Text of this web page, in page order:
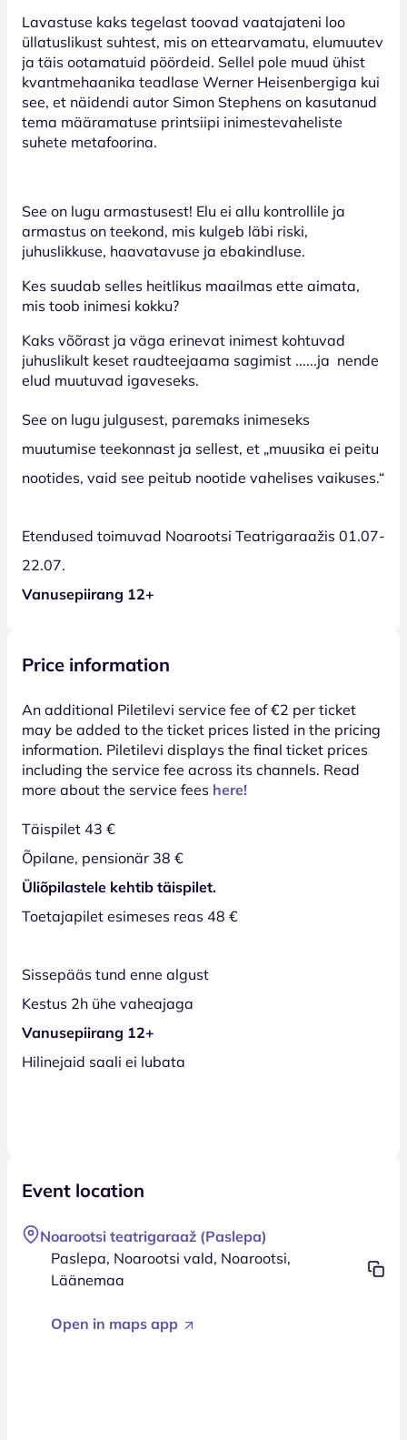
Lavastuse kaks tegelast toovad vaatajateni loo
üllatuslikust suhtest, mis on ettearvamatu, elumuutev
ja täis ootamatuid pöördeid. Sellel pole muud ühist
kvantmehaanika teadlase Werner Heisenbergiga kui
see, et näidendi autor Simon Stephens on kasutanud
tema määramatuse printsiipi inimestevaheliste
suhete metafoorina.
See on lugu armastusest! Elu ei allu kontrollile ja
armastus on teekond, mis kulgeb läbi riski,
juhuslikkuse, haavatavuse ja ebakindluse.
Kes suudab selles heitlikus maailmas ette aimata,
mis toob inimesi kokku?
Kaks võõrast ja väga erinevat inimest kohtuvad
juhuslikult keset raudteejaama sagimist ......ja nende
elud muutuvad igaveseks.
See on lugu julgusest, paremaks inimeseks
muutumise teekonnast ja sellest, et „muusika ei peitu
nootides, vaid see peitub nootide vahelises vaikuses.“
Etendused toimuvad Noarootsi Teatrigaraažis 01.07-
22.07.
Vanusepiirang 12+
Price information
An additional Piletilevi service fee of €2 per ticket
may be added to the ticket prices listed in the pricing
information. Piletilevi displays the final ticket prices
including the service fee across its channels. Read
more about the service fees here!
Täispilet 43 €
Õpilane, pensionär 38 €
Üliõpilastele kehtib täispilet.
Toetajapilet esimeses reas 48 €
Sissepääs tund enne algust
Kestus 2h ühe vaheajaga
Vanusepiirang 12+
Hilinejaid saali ei lubata
Event location
Noarootsi teatrigaraaž (Paslepa)
Paslepa, Noarootsi vald, Noarootsi,
Läänemaa
Open in maps app